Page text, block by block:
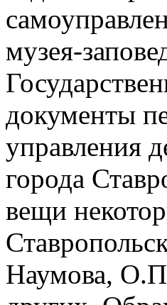
музея-
документы
управления
города
вещи
Наумова,